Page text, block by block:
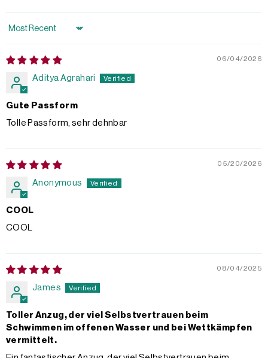
Sort by
06/04/2026
Aditya Agrahari
Gute Passform
Tolle Passform, sehr dehnbar
05/20/2026
Anonymous
COOL
COOL
08/04/2025
James
Toller Anzug, der viel Selbstvertrauen beim
Schwimmen im offenen Wasser und bei Wettkämpfen
vermittelt.